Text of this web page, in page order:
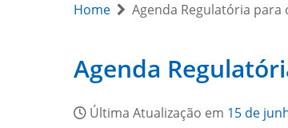
Home Agenda Regulatória para
Agenda
Última Atualização em 15 de